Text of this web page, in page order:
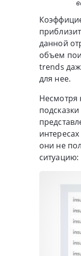
данной
объем
trends
для нее.
Несмотря
они не
ситуацию: